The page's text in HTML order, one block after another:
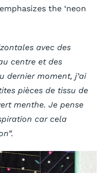
the ‘neon
avec des
centre et des
dernier moment, j’ai
pièces de tissu de
menthe. Je pense
car cela